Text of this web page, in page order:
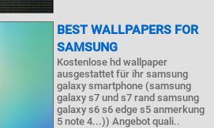
BEST WALLPAPERS FOR
SAMSUNG
Kostenlose hd wallpaper
ausgestattet für ihr samsung
galaxy smartphone (samsung
galaxy s7 und s7 rand samsung
galaxy s6 s6 edge s5 anmerkung
5 note 4...)) Angebot quali..